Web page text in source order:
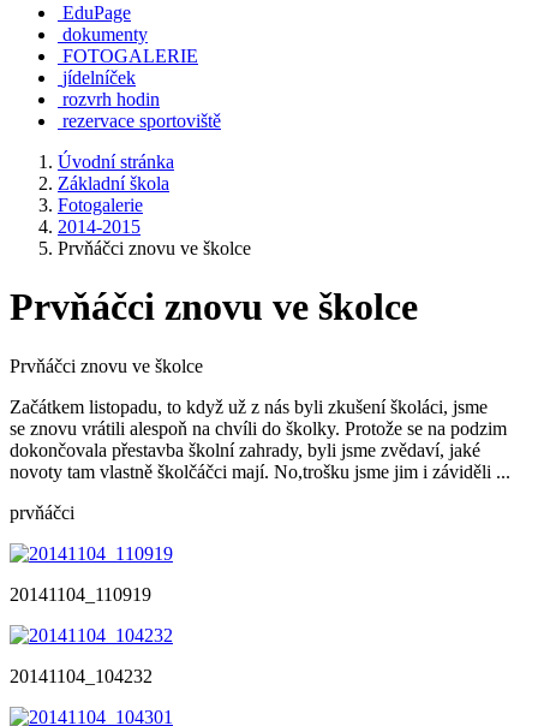
EduPage
dokumenty
FOTOGALERIE
jídelníček
rozvrh hodin
rezervace sportoviště
Úvodní stránka
Základní škola
Fotogalerie
2014-2015
Prvňáčci znovu ve školce
Prvňáčci znovu ve školce
Prvňáčci znovu ve školce
Začátkem listopadu, to když už z nás byli zkušení školáci, jsme
se znovu vrátili alespoň na chvíli do školky. Protože se na podzim
dokončovala přestavba školní zahrady, byli jsme zvědaví, jaké
novoty tam vlastně školčáčci mají. No,trošku jsme jim i záviděli ...
prvňáčci
20141104_110919
20141104_104232